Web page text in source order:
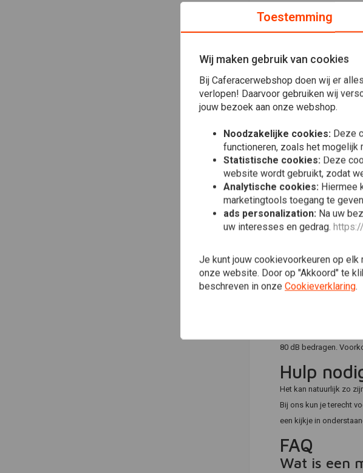
voren voorzien van
de prijs ietsje hoger
Liefhebbers van cafe
kan dat echter iets
DB-killers
Een eerste manier
geluidsdempers
maar ook verstelbare
verstelbare dB-killer
Dempen
De andere manier om
eveneens veel
halen en deze goed
monteren van
gemaakt van een
Rijden zonder
Ondanks dat wij als
megaton demper is
motorfietsen voor
80 dB bedragen.
Hulp
Het kan natuurlijk zo
Bij ons kun je terecht
een kijkje in
FAQ
Wat is een
Toestemming
Wij maken gebruik van cookies
Bij Caferacerwebshop doen wij er
verlopen! Daarvoor gebruiken wij
jouw bezoek aan onze webshop.
Noodzakelijke cookies: Deze
functioneren, zoals het mogelijk
Statistische cookies: Deze
website wordt gebruikt, zodat
Analytische cookies: Hiermee
marketingtools toegang te
ads personalization: Na uw
uw interesses en gedrag.
Je kunt jouw cookievoorkeuren op
onze website. Door op "Akkoord" te
beschreven in onze Cookieverklaring.